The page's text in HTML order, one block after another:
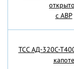
с АВР
TCC АД-320С-
капоте